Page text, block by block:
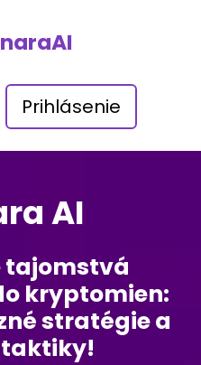
Prihlásenie
AI
tajomstvá
kryptomien:
stratégie a